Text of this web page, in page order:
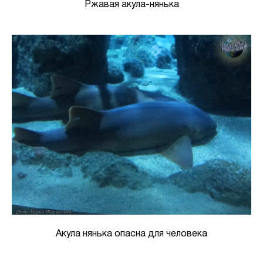
Ржавая акула-нянька
Акула нянька опасна для человека